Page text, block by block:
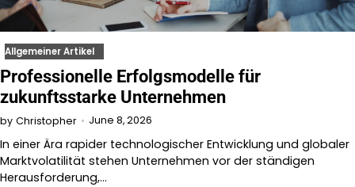
Allgemeiner Artikel
Professionelle Erfolgsmodelle für
zukunftsstarke Unternehmen
by Christopher June 8, 2026
In einer Ära rapider technologischer Entwicklung und globaler
Marktvolatilität stehen Unternehmen vor der ständigen
Herausforderung,…